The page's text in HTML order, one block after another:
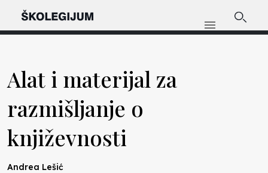
Alat i materijal za
razmišljanje o
književnosti
Andrea Lešić